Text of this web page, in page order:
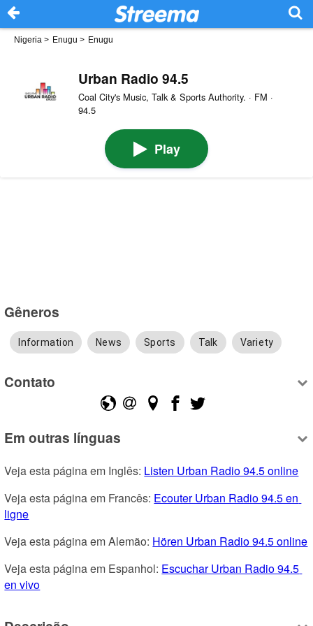
Nigeria > Enugu > Enugu
Urban Radio 94.5
Coal City's Music, Talk & Sports Authority. · FM ·
94.5
Play
Gêneros
Information News Sports Talk Variety
Contato
Em outras línguas
Veja esta página em Inglês: Listen Urban Radio 94.5 online
Veja esta página em Francês: Ecouter Urban Radio 94.5 en
ligne
Veja esta página em Alemão: Hören Urban Radio 94.5 online
Veja esta página em Espanhol: Escuchar Urban Radio 94.5
en vivo